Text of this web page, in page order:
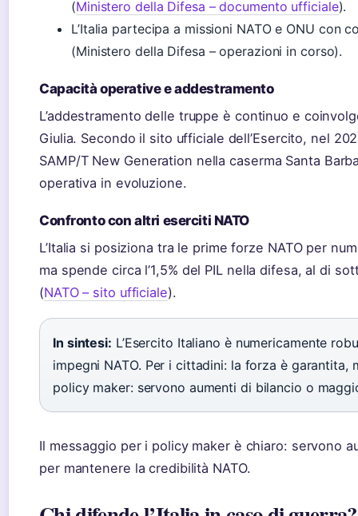
(Ministero della Difesa – documento ufficiale).
L’Italia partecipa a missioni NATO e ONU con
(Ministero della Difesa – operazioni in corso).
Capacità operative e addestramento
L’addestramento delle truppe è continuo e
Giulia. Secondo il sito ufficiale dell’Esercito, nel
SAMP/T New Generation nella caserma Santa
operativa in evoluzione.
Confronto con altri eserciti NATO
L’Italia si posiziona tra le prime forze NATO per
ma spende circa l’1,5% del PIL nella difesa, al di
(NATO – sito ufficiale).
In sintesi: L’Esercito Italiano è numericamente
impegni NATO. Per i cittadini: la forza è garantita,
policy maker: servono aumenti di bilancio o
Il messaggio per i policy maker è chiaro: servono
per mantenere la credibilità NATO.